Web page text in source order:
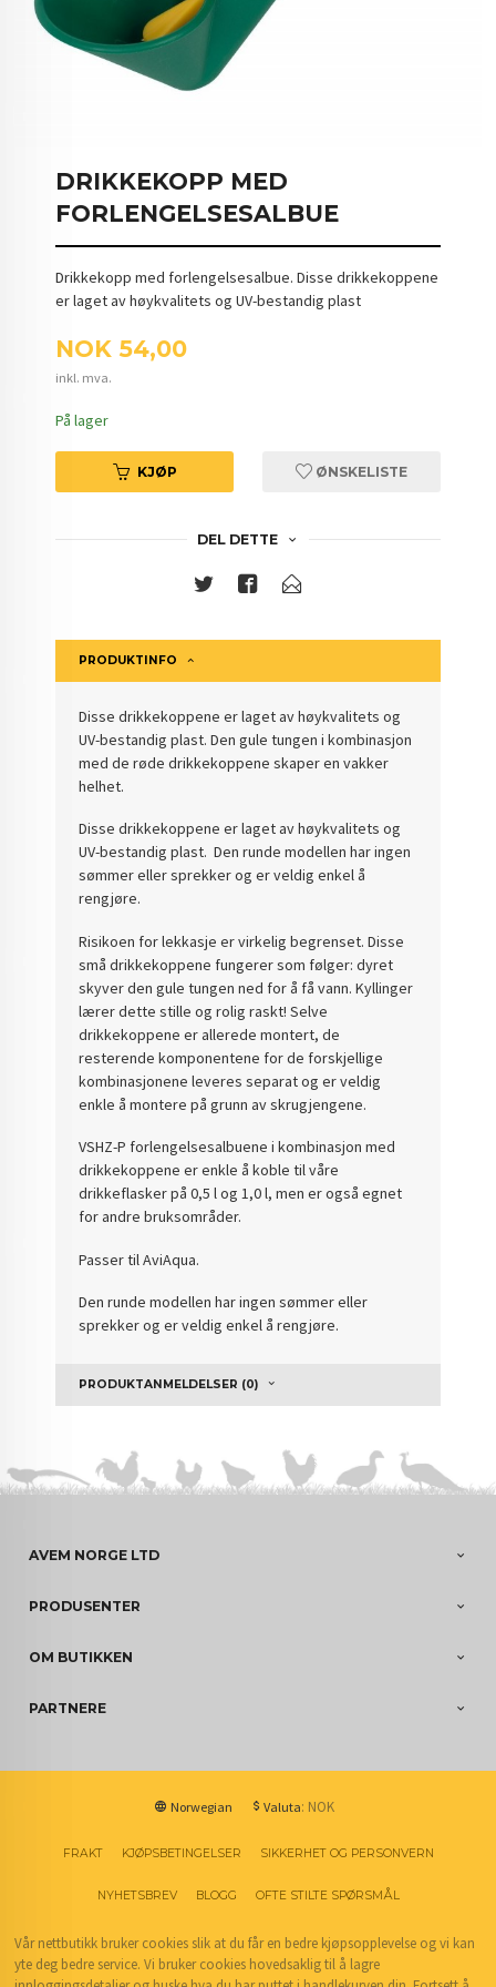
DRIKKEKOPP MED
FORLENGELSESALBUE
Drikkekopp med forlengelsesalbue. Disse drikkekoppene
er laget av høykvalitets og UV-bestandig plast
Pris
NOK 54,00
inkl. mva.
På lager
KJØP ØNSKELISTE
DEL DETTE
PRODUKTINFO
Disse drikkekoppene er laget av høykvalitets og
UV-bestandig plast. Den gule tungen i kombinasjon
med de røde drikkekoppene skaper en vakker
helhet.
Disse drikkekoppene er laget av høykvalitets og
UV-bestandig plast. Den runde modellen har ingen
sømmer eller sprekker og er veldig enkel å
rengjøre.
Risikoen for lekkasje er virkelig begrenset. Disse
små drikkekoppene fungerer som følger: dyret
skyver den gule tungen ned for å få vann. Kyllinger
lærer dette stille og rolig raskt! Selve
drikkekoppene er allerede montert, de
resterende komponentene for de forskjellige
kombinasjonene leveres separat og er veldig
enkle å montere på grunn av skrugjengene.
VSHZ-P forlengelsesalbuene i kombinasjon med
drikkekoppene er enkle å koble til våre
drikkeflasker på 0,5 l og 1,0 l, men er også egnet
for andre bruksområder.
Passer til AviAqua.
Den runde modellen har ingen sømmer eller
sprekker og er veldig enkel å rengjøre.
PRODUKTANMELDELSER (0)
AVEM NORGE LTD
PRODUSENTER
OM BUTIKKEN
PARTNERE
Norwegian Valuta: NOK
FRAKT KJØPSBETINGELSER SIKKERHET OG PERSONVERN
NYHETSBREV BLOGG OFTE STILTE SPØRSMÅL
Vår nettbutikk bruker cookies slik at du får en bedre kjøpsopplevelse og vi kan
yte deg bedre service. Vi bruker cookies hovedsaklig til å lagre